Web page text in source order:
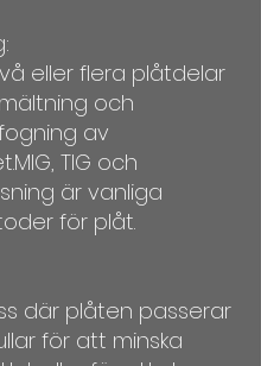
eller flera plåtdelar
och
av
TIG och
är vanliga
för plåt.
där plåten passerar
för att minska